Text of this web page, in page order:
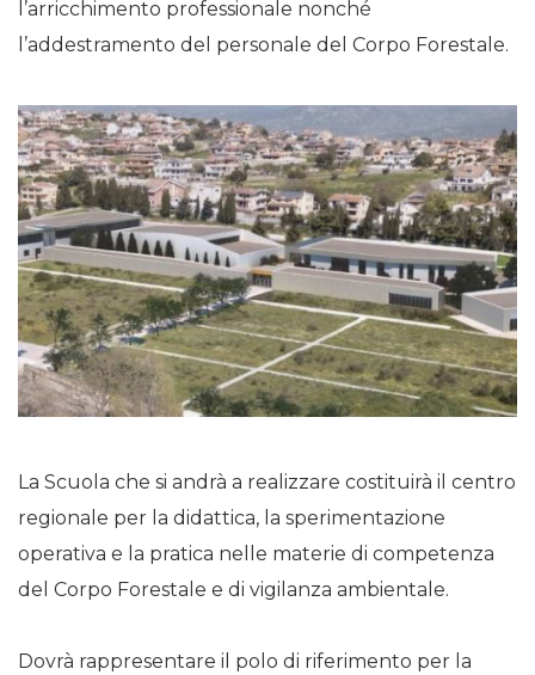
l’arricchimento professionale nonché
l’addestramento del personale del Corpo Forestale.
La Scuola che si andrà a realizzare costituirà il centro
regionale per la didattica, la sperimentazione
operativa e la pratica nelle materie di competenza
del Corpo Forestale e di vigilanza ambientale.
Dovrà rappresentare il polo di riferimento per la